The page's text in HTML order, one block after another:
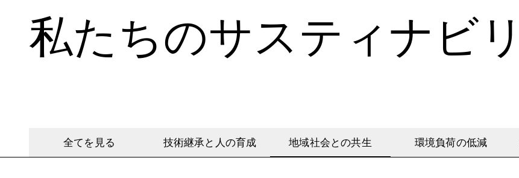
拠点
私たちのサスティナビ
全てを見る 技術継承と人の育成 地域社会との共生 環境負荷の低減